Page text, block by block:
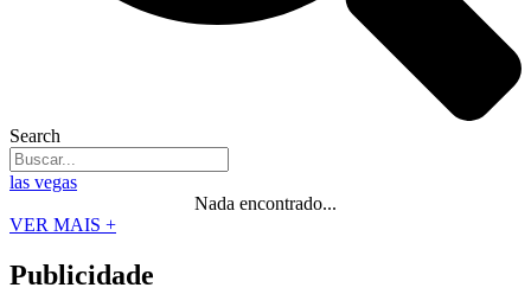
Search
las vegas
Nada encontrado...
VER MAIS +
Publicidade